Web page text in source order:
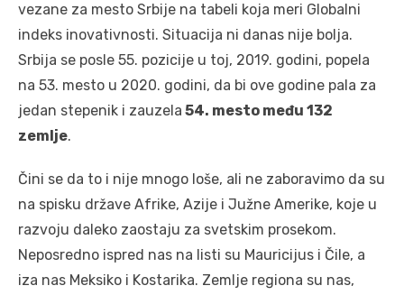
vezane za mesto Srbije na tabeli koja meri Globalni
indeks inovativnosti. Situacija ni danas nije bolja.
Srbija se posle 55. pozicije u toj, 2019. godini, popela
na 53. mesto u 2020. godini, da bi ove godine pala za
jedan stepenik i zauzela 54. mesto među 132
zemlje.
Čini se da to i nije mnogo loše, ali ne zaboravimo da su
na spisku države Afrike, Azije i Južne Amerike, koje u
razvoju daleko zaostaju za svetskim prosekom.
Neposredno ispred nas na listi su Mauricijus i Čile, a
iza nas Meksiko i Kostarika. Zemlje regiona su nas,